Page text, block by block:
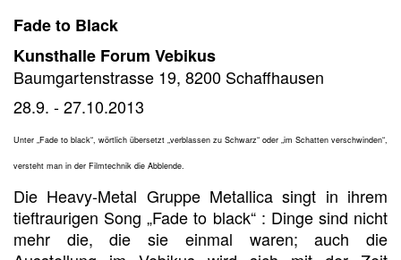
Fade to Black
Kunsthalle Forum Vebikus
Baumgartenstrasse 19, 8200 Schaffhausen
28.9. - 27.10.2013
Unter „Fade to black“, wörtlich übersetzt „verblassen zu Schwarz“ oder „im Schatten verschwinden“,
versteht man in der Filmtechnik die Abblende.
Die Heavy-Metal Gruppe Metallica singt in ihrem
tieftraurigen Song „Fade to black“ : Dinge sind nicht
mehr die, die sie einmal waren; auch die